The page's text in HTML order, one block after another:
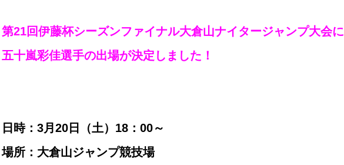
第21回伊藤杯シーズンファイナル大倉山ナイタージャンプ大会に
五十嵐彩佳選手の出場が決定しました！
日時：3月20日（土）18：00～
場所：大倉山ジャンプ競技場